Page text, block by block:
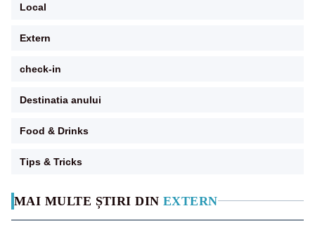
MAI MULTE ȘTIRI DIN EXTERN
Local
Extern
check-in
Destinatia anului
Food & Drinks
Tips & Tricks